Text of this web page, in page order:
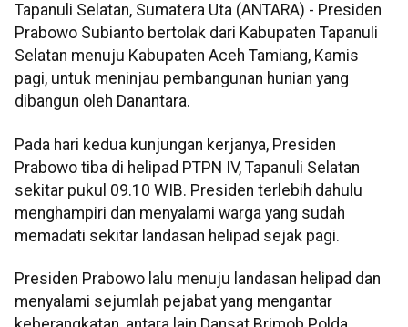
Tapanuli Selatan, Sumatera Uta (ANTARA) - Presiden
Prabowo Subianto bertolak dari Kabupaten Tapanuli
Selatan menuju Kabupaten Aceh Tamiang, Kamis
pagi, untuk meninjau pembangunan hunian yang
dibangun oleh Danantara.
Pada hari kedua kunjungan kerjanya, Presiden
Prabowo tiba di helipad PTPN IV, Tapanuli Selatan
sekitar pukul 09.10 WIB. Presiden terlebih dahulu
menghampiri dan menyalami warga yang sudah
memadati sekitar landasan helipad sejak pagi.
Presiden Prabowo lalu menuju landasan helipad dan
menyalami sejumlah pejabat yang mengantar